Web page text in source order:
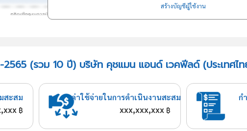
สร้างบัญชีผู้ใช้งาน
(รวม 10 ปี) บริษัท คุชแมน แอนด์ เวคฟีลด์ (ประเทศไ
สะสม
฿
ค่าใช้จ่ายในการดำเนินงานสะสม
xxx,xxx,xxx ฿
ก